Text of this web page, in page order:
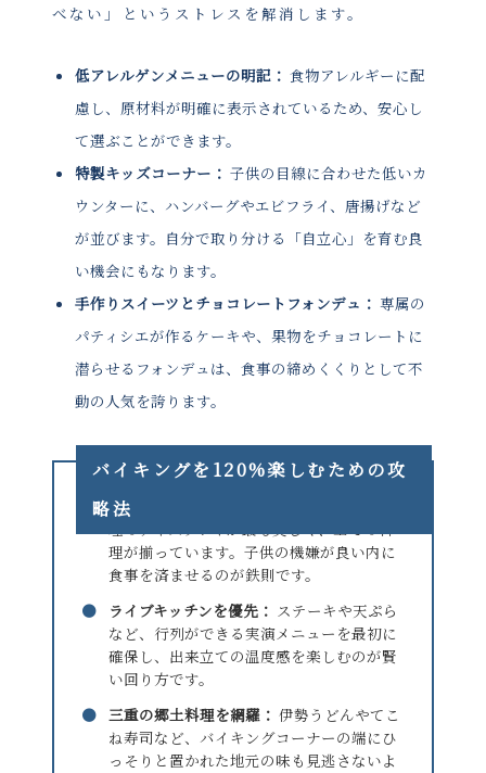
べない」というストレスを解消します。
低アレルゲンメニューの明記： 食物アレルギーに配
慮し、原材料が明確に表示されているため、安心し
て選ぶことができます。
特製キッズコーナー： 子供の目線に合わせた低いカ
ウンターに、ハンバーグやエビフライ、唐揚げなど
が並びます。自分で取り分ける「自立心」を育む良
い機会にもなります。
手作りスイーツとチョコレートフォンデュ： 専属の
パティシエが作るケーキや、果物をチョコレートに
潜らせるフォンデュは、食事の締めくくりとして不
動の人気を誇ります。
バイキングを120%楽しむための攻
略法
● 早い時間帯の予約：
理が揃っています。子供の機嫌が良い内に
食事を済ませるのが鉄則です。
●
ライブキッチンを優先： ステーキや天ぷら
など、行列ができる実演メニューを最初に
確保し、出来立ての温度感を楽しむのが賢
い回り方です。
● 三重の郷土料理を網羅： 伊勢うどんやてこ
ね寿司など、バイキングコーナーの端にひ
っそりと置かれた地元の味も見逃さないよ